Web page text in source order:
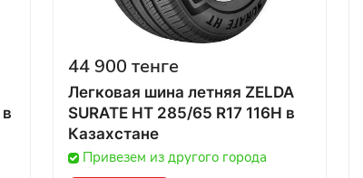
44 900 тенге
Легковая шина летняя ZELDA
SURATE HT 285/65 R17 116H в
Казахстане
Привезем из другого города